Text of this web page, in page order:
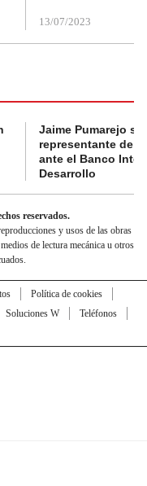
13/07/2023
Jaime Pumarejo
representante de
ante el Banco
Desarrollo
reservados.
y usos de las obras
de lectura mecánica u otros
Política de cookies
Soluciones W
Teléfonos